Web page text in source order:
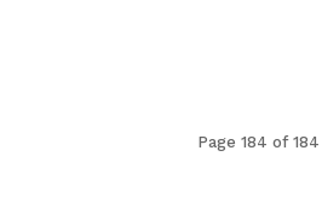
Page 184 of 184